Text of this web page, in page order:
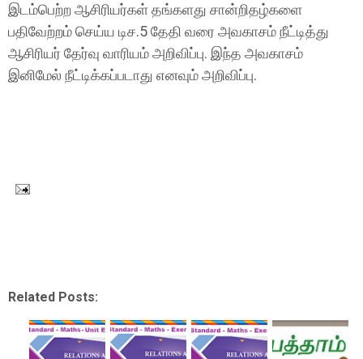
இடம்பெற்ற ஆசிரியர்கள் தங்களது சான்றிதழ்களை
பதிவேற்றம் செய்ய டிச.5 தேதி வரை அவகாசம் நீட்டித்து
ஆசிரியர் தேர்வு வாரியம் அறிவிப்பு. இந்த அவகாசம்
இனிமேல் நீட்டிக்கப்படாது எனவும் அறிவிப்பு.
Related Posts: